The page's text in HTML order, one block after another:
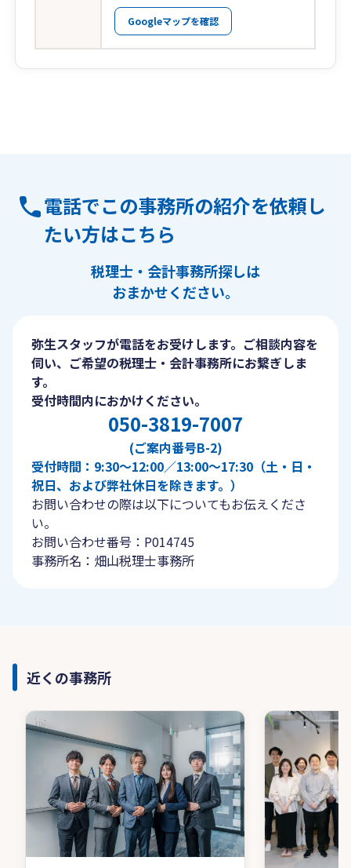
Googleマップを確認
電話でこの事務所の紹介を依頼し
たい方はこちら
税理士・会計事務所探しは
おまかせください。
弥生スタッフが電話をお受けします。ご相談内容を
伺い、ご希望の税理士・会計事務所にお繋ぎしま
す。
受付時間内におかけください。
050-3819-7007
(ご案内番号B-2)
受付時間：9:30〜12:00／13:00〜17:30（土・日・
祝日、および弊社休日を除きます。）
お問い合わせの際は以下についてもお伝えくださ
い。
お問い合わせ番号：P014745
事務所名：畑山税理士事務所
近くの事務所